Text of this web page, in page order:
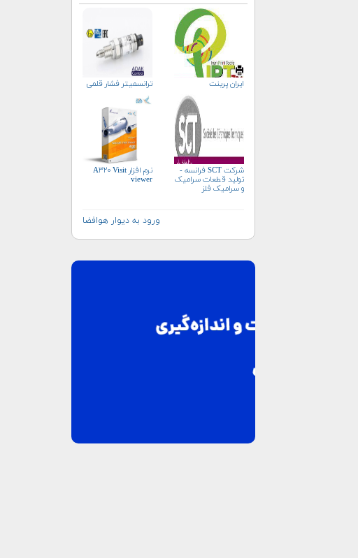
ایران پرینت ترانسمیتر فشار قلمی
شرکت SCT فرانسه -
تولید قطعات سرامیک
و سرامیک فلز
نرم افزار A۳۲۰ Visit
viewer
ورود به دیوار هوافضا